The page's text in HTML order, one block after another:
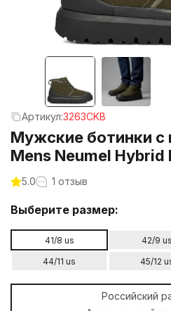
Артикул:3263CKB
Мужские ботинки с
Mens Neumel Hybrid
5.0 1 отзыв
Выберите размер:
41/8 us 42/9 us
44/11 us
45/12
Российский